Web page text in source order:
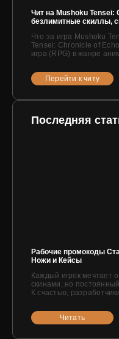
Чит на Mushoku
безлимитные скиллы,
Что за игра Mushoku
Tensei: Chronicle of
игра (RPG) в жанре
Перейти к читу
Последняя
Рабочие промокоды
Ножи и Кейсы
Каждый игрок мечтает
скинами, но
К счастью,
Читать